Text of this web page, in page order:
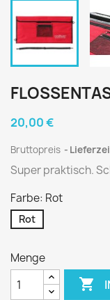
20,00 €
Bruttopreis
Super praktisch.
Farbe: Rot
Rot
Menge
